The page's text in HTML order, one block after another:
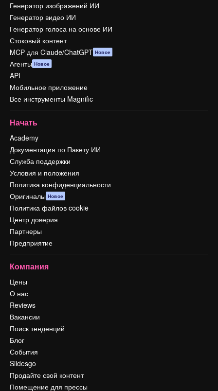
Генератор изображений ИИ
Генератор видео ИИ
Генератор голоса на основе ИИ
Стоковый контент
MCP для Claude/ChatGPT Новое
Агенты Новое
API
Мобильное приложение
Все инструменты Magnific
Начать
Academy
Документация по Пакету ИИ
Служба поддержки
Условия и положения
Политика конфиденциальности
Оригиналы Новое
Политика файлов cookie
Центр доверия
Партнеры
Предприятие
Компания
Цены
О нас
Reviews
Вакансии
Поиск тенденций
Блог
События
Slidesgo
Продайте свой контент
Помещение для прессы